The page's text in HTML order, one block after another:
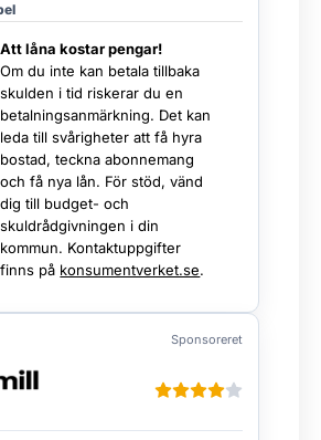
Att låna kostar pengar!
Om du inte kan betala tillbaka
skulden i tid riskerar du en
betalningsanmärkning. Det kan
leda till svårigheter att få hyra
bostad, teckna abonnemang
och få nya lån. För stöd, vänd
dig till budget- och
skuldrådgivningen i din
kommun. Kontaktuppgifter
finns på konsumentverket.se.
Sponsoreret